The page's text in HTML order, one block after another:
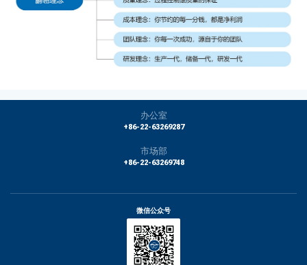
办公室
+86-22-63269287
市场部
+86-22-63269748
微信公众号